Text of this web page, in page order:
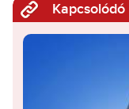
Kapcsolódó